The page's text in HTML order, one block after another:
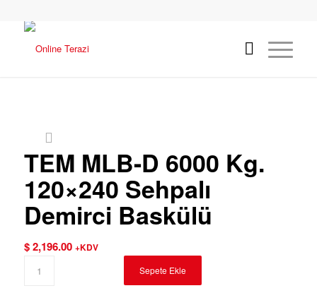
TEM MLB-D 6000 Kg.
120×240 Sehpalı
Demirci Baskülü
$2,196.00 +KDV
Sepete Ekle